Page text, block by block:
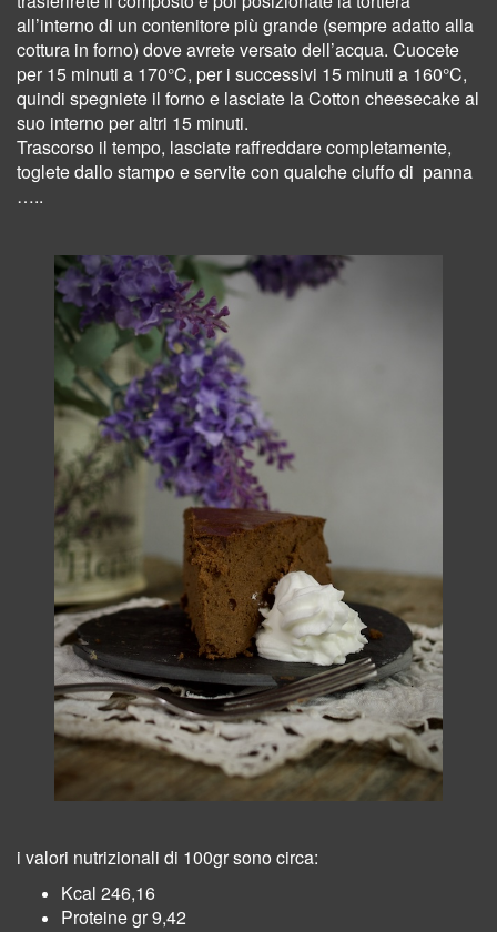
all’interno di un contenitore più grande (sempre adatto alla
cottura in forno) dove avrete versato dell’acqua. Cuocete
per 15 minuti a 170°C, per i successivi 15 minuti a 160°C,
quindi spegniete il forno e lasciate la Cotton cheesecake al
suo interno per altri 15 minuti.
Trascorso il tempo, lasciate raffreddare completamente,
toglete dallo stampo e servite con qualche ciuffo di panna
…..
i valori nutrizionali di 100gr sono circa:
Kcal 246,16
Proteine gr 9,42